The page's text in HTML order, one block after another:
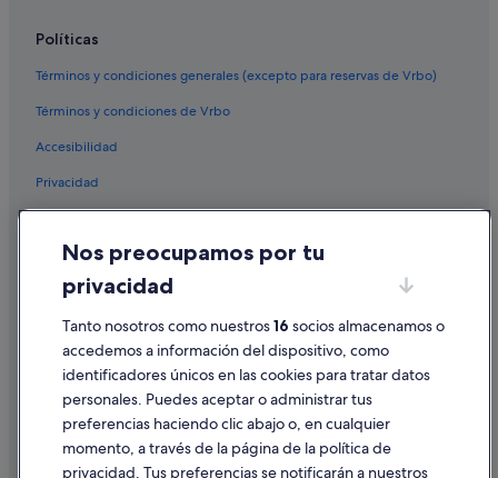
Políticas
Términos y condiciones generales (excepto para reservas de Vrbo)
Términos y condiciones de Vrbo
Accesibilidad
Privacidad
Cookies
Condiciones de uso
Información legal/contacto
Pautas sobre el contenido y cómo denunciar contenido
Ayuda
Cancelar un vuelo
Nos preocupamos por tu
privacidad
Tanto nosotros como nuestros16 socios almacenamos o
accedemos a información del dispositivo, como
identificadores únicos en las cookies para tratar datos
personales. Puedes aceptar o administrar tus
preferencias haciendo clic abajo o, en cualquier
momento, a través de la página de la política de
privacidad. Tus preferencias se notificarán a nuestros